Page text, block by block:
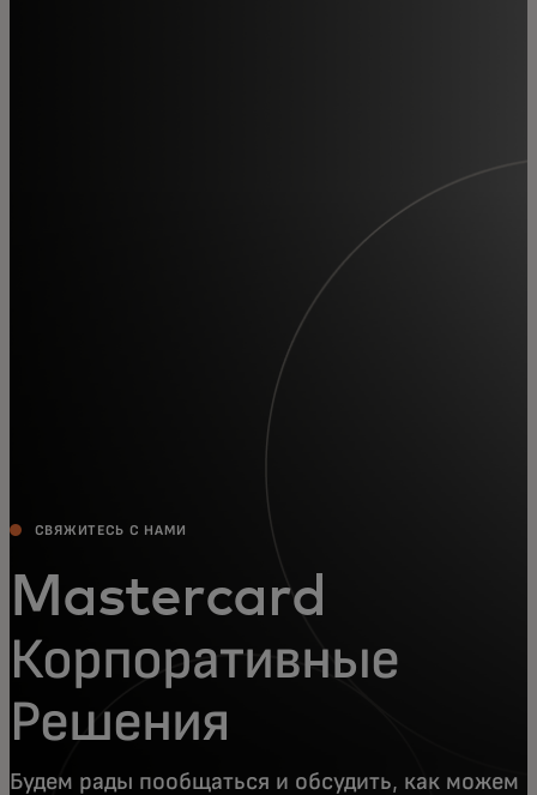
СВЯЖИТЕСЬ С НАМИ
Mastercard
Корпоративные
Решения
Будем рады пообщаться и обсудить, как можем